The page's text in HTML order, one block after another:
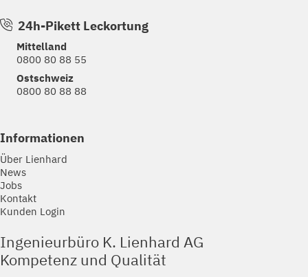
24h-Pikett Leckortung
Mittelland
0800 80 88 55
Ostschweiz
0800 80 88 88
Informationen
Über Lienhard
News
Jobs
Kontakt
Kunden Login
Ingenieurbüro K. Lienhard AG
Kompetenz und Qualität